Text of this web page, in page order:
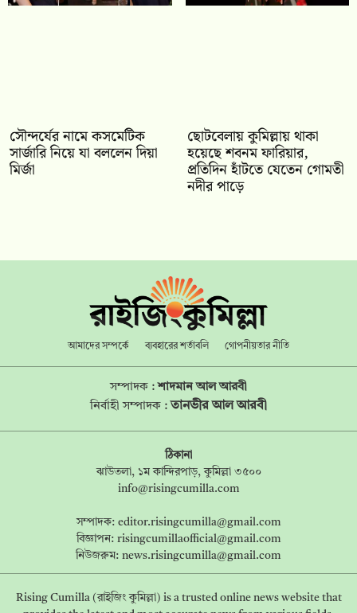
সৌন্দর্যের নামে কসমেটিক
সার্জারি নিয়ে যা বললেন দিয়া
মির্জা
ছোটবেলায় কুমিল্লায় থাকা
হয়েছে শবনম ফারিয়ার,
প্রতিদিন হাঁটতে যেতেন গোমতী
নদীর পাড়ে
আমাদের সম্পর্কে ব্যবহারের শর্তাবলি গোপনীয়তার নীতি
সম্পাদক :শাদমান আল আরবী
নির্বাহী সম্পাদক : তানভীর আল আরবী
ঠিকানা
ঝাউতলা, ১ম কান্দিরপাড়, কুমিল্লা ৩৫০০
info@risingcumilla.com
সম্পাদক: editor.risingcumilla@gmail.com
বিজ্ঞাপন: risingcumillaofficial@gmail.com
নিউজরুম: news.risingcumilla@gmail.com
Rising Cumilla (রাইজিং কুমিল্লা) is a trusted online news website that